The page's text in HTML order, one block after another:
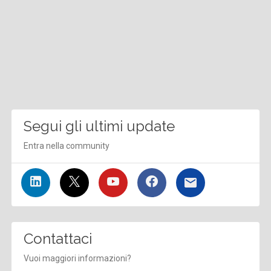
Segui gli ultimi update
Entra nella community
Contattaci
Vuoi maggiori informazioni?